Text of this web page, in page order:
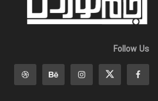
Follow Us